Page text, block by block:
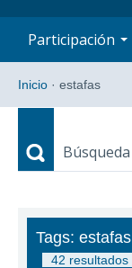
Participación
Inicio · estafas
Búsqueda
Tags: estafas
42 resultados